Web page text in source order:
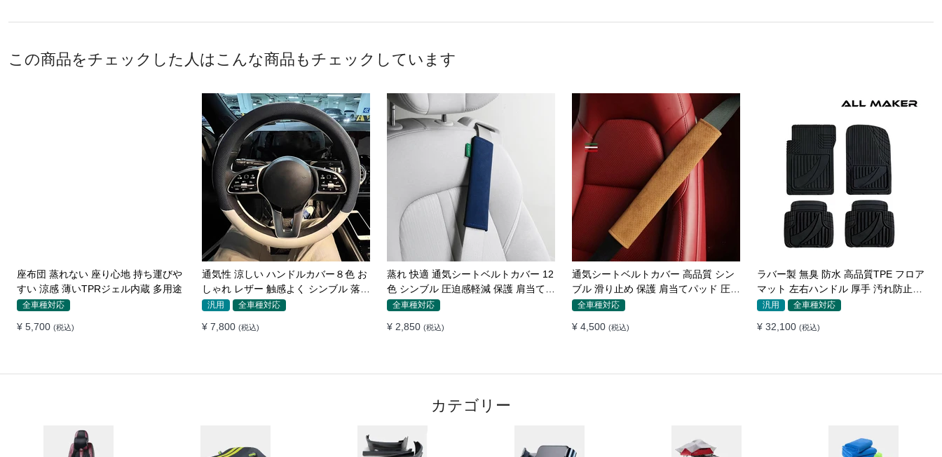
この商品をチェックした人はこんな商品もチェックしています
Benzベンツ スエード 高級ハンドルカ
バー フィット感抜群 おしゃれ 操作性
向上 四季 38CM
汎用 ベンツ専用
¥ 11,200 (税込)
通気 ハンドルカバー カーボン調 スポ
ーツ感 汚れにくい 滑り止め かっこい
い 取り付け簡単 38CM
汎用 全車種対応
¥ 9,700 (税込)
フィット感抜群 高級シートカバー オ
ーダーメイド 7色 防水レザー おしゃ
れ 全席セット
オーダーメイド
¥ 47,950 (税込)
高級感 通気 本革 ハンドルカバー 編み
込み式 オーダーメイド 握り感抜群 操
作性アップ
オーダーメイド
¥ 15,450 (税込)
座布団 低反発クッション TPRジェル
内蔵 蒸れやすい方にお勧め おしり 熱
い全車種対応
¥ 5,700 (税込)
カテゴリー